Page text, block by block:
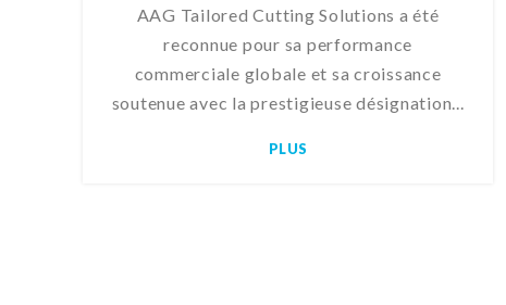
AAG Tailored Cutting Solutions a été
reconnue pour sa performance
commerciale globale et sa croissance
soutenue avec la prestigieuse désignation...
PLUS